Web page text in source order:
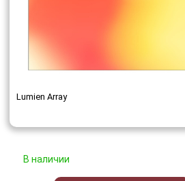
Lumien Array
В наличии